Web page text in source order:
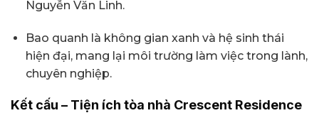
Nguyễn Văn Linh.
Bao quanh là không gian xanh và hệ sinh thái
hiện đại, mang lại môi trường làm việc trong lành,
chuyên nghiệp.
Kết cấu – Tiện ích tòa nhà Crescent Residence